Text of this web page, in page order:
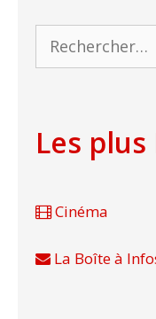
Rechercher :
Les plus
Cinéma
La Boîte à